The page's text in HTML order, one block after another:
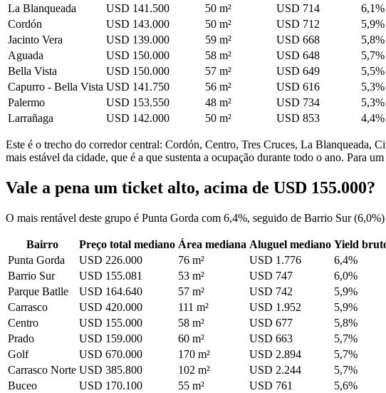
La Blanqueada
USD 141.500 50 m² USD 714 6,1%
Cordón
USD 143.000 50 m² USD 712 5,9%
Jacinto Vera
USD 139.000 59 m² USD 668 5,8%
Aguada
USD 150.000 58 m² USD 648 5,7%
Bella Vista
USD 150.000 57 m² USD 649 5,5%
Capurro - Bella Vista USD 141.750 56 m² USD 616 5,3%
Palermo
USD 153.550 48 m² USD 734 5,3%
Larrañaga
USD 142.000 50 m² USD 853 4,4%
Este é o trecho do corredor central: Cordón, Centro, Tres Cruces, La Blanqueada,
mais estável da cidade, que é a que sustenta a ocupação durante todo o ano. Para
Vale a pena um ticket alto, acima de USD 155.000?
O mais rentável deste grupo é Punta Gorda com 6,4%, seguido de Barrio Sur
Bairro Preço total mediano Área mediana Aluguel mediano Yield
Punta Gorda
USD 226.000 76 m² USD 1.776 6,4%
Barrio Sur
USD 155.081 53 m² USD 747 6,0%
Parque Batlle
USD 164.640 57 m² USD 742 5,9%
Carrasco
USD 420.000 111 m² USD 1.952 5,9%
Centro
USD 155.000 58 m² USD 677 5,8%
Prado
USD 159.000 60 m² USD 663 5,7%
Golf
USD 670.000 170 m² USD 2.894 5,7%
Carrasco Norte USD 385.800 102 m² USD 2.244 5,7%
Buceo
USD 170.100 55 m² USD 761 5,6%